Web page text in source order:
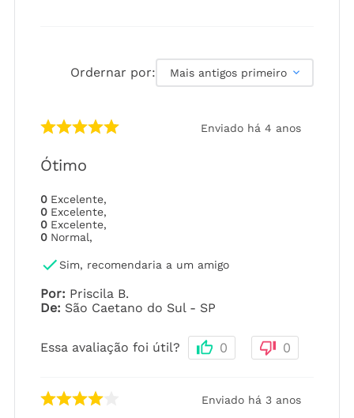
Ordernar por: Mais antigos primeiro
Enviado há 4 anos
Ótimo
0 Excelente,
0 Excelente,
0 Excelente,
0 Normal,
Sim, recomendaria a um amigo
Por: Priscila B.
De: São Caetano do Sul - SP
Essa avaliação foi útil? 0 0
Enviado há 3 anos